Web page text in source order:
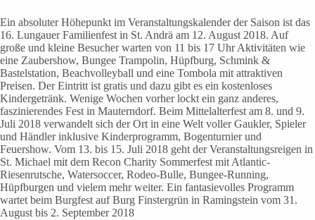
Ein absoluter Höhepunkt im Veranstaltungskalender der Saison ist das
16. Lungauer Familienfest in St. Andrä am 12. August 2018. Auf
große und kleine Besucher warten von 11 bis 17 Uhr Aktivitäten wie
eine Zaubershow, Bungee Trampolin, Hüpfburg, Schmink &
Bastelstation, Beachvolleyball und eine Tombola mit attraktiven
Preisen. Der Eintritt ist gratis und dazu gibt es ein kostenloses
Kindergetränk. Wenige Wochen vorher lockt ein ganz anderes,
faszinierendes Fest in Mauterndorf. Beim Mittelalterfest am 8. und 9.
Juli 2018 verwandelt sich der Ort in eine Welt voller Gaukler, Spieler
und Händler inklusive Kinderprogramm, Bogenturnier und
Feuershow. Vom 13. bis 15. Juli 2018 geht der Veranstaltungsreigen in
St. Michael mit dem Recon Charity Sommerfest mit Atlantic-
Riesenrutsche, Watersoccer, Rodeo-Bulle, Bungee-Running,
Hüpfburgen und vielem mehr weiter. Ein fantasievolles Programm
wartet beim Burgfest auf Burg Finstergrün in Ramingstein vom 31.
August bis 2. September 2018